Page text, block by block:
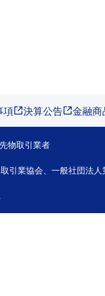
項 決算公告 金融
物取引業者
引業協会、一般社団法